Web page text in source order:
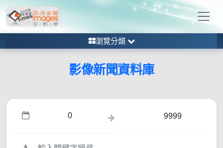
瀏覽分類
影像新聞資料庫